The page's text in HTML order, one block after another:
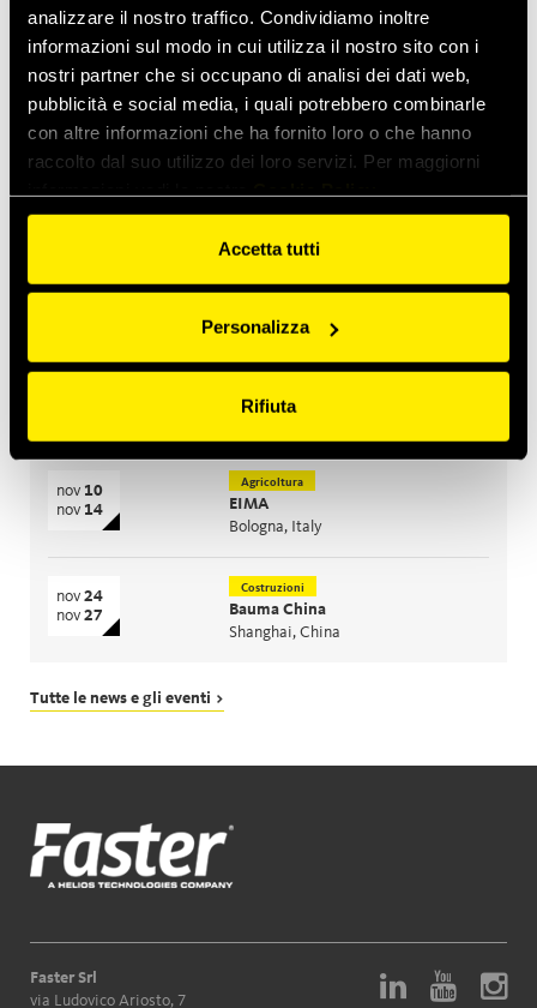
analizzare il nostro traffico. Condividiamo inoltre
informazioni sul modo in cui utilizza il nostro sito con i
nostri partner che si occupano di analisi dei dati web,
pubblicità e social media, i quali potrebbero combinarle
con altre informazioni che ha fornito loro o che hanno
raccolto dal suo utilizzo dei loro servizi. Per maggiorni
Accetta tutti
Personalizza
Rifiuta
MultiQTC: la soluzione con il miglior rapporto
costi/benefici per escavatori di grandi dimensioni ed
Quick Swivel: durata senza pari e prestazioni senza perdite
I prossimi eventi
set15
Bauma India
Greater Noida, India
CIAME
nov 10
nov 14
Agricoltura
EIMA
Bologna, Italy
nov 24
nov 27
Costruzioni
Bauma China
Shanghai, China
Tutte le news e gli eventi >
Faster Srl
via Ludovico Ariosto, 7